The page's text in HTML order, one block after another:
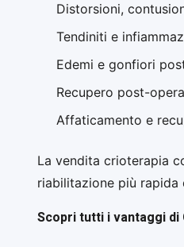
Distorsioni,
Tendiniti e
Edemi e gonfiori
Recupero post-
Affaticamento e
La vendita crioterapia
riabilitazione più rapida
Scopri tutti i vantaggi di